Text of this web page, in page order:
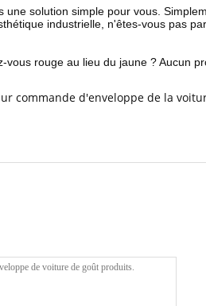
solution simple pour vous.
industrielle, n'êtes-vous pas
rouge au lieu du jaune ? Aucun
commande d'enveloppe de la